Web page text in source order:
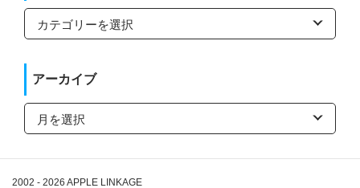
カ
ゴ
ー
アーカイブ
ア
カ
ブ
2002 - 2026 APPLE LINKAGE